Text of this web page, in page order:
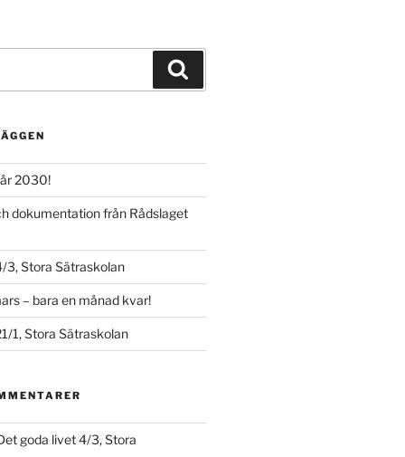
2030!
dokumentation från Rådslaget
3, Stora Sätraskolan
– bara en månad kvar!
1, Stora Sätraskolan
goda livet 4/3, Stora